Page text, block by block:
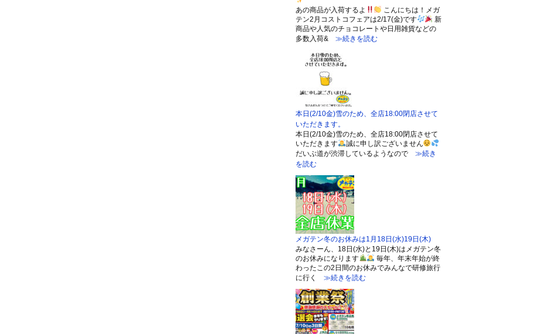
あの商品が入荷するよ
こんにちは！メガ
テン2月コストコフェアは2/17(金)です
新
商品や人気のチョコレートや日用雑貨などの
多数入荷& ≫続きを読む
本日(2/10金)雪のため、全店18:00閉店させて
いただきます。
本日(2/10金)雪のため、全店18:00閉店させて
いただきます
誠に申し訳ございません
だいぶ道が渋滞しているようなので ≫続き
を読む
メガテン冬のお休みは1月18日(水)19日(木)
みなさーん、18日(水)と19日(木)はメガテン冬
のお休みになります
毎年、年末年始が終
わったこの2日間のお休みでみんなで研修旅行
に行く
≫続きを読む